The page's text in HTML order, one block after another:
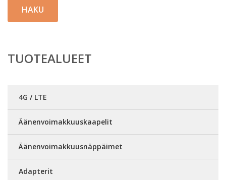
HAKU
TUOTEALUEET
4G / LTE
Äänenvoimakkuuskaapelit
Äänenvoimakkuusnäppäimet
Adapterit